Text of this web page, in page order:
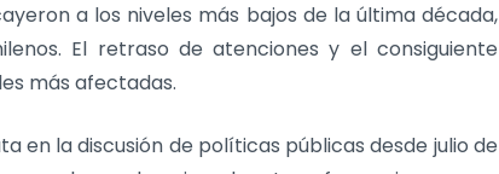
a los niveles más bajos de la última década,
El retraso de atenciones y el consiguiente
más afectadas.
en la discusión de políticas públicas desde julio de